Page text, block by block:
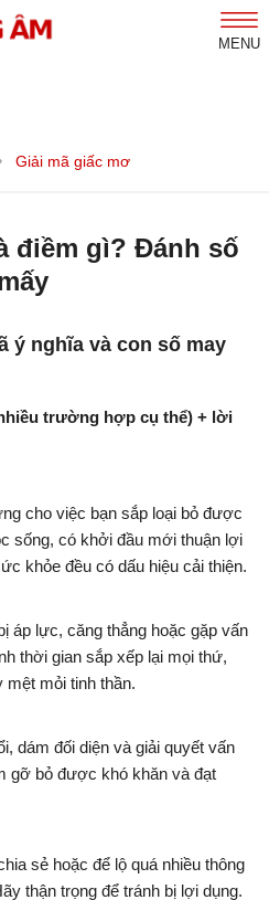
MENU
Giải mã giấc mơ
điềm gì? Đánh số
ý nghĩa và con số may
trường hợp cụ thể) + lời
cho việc bạn sắp loại bỏ được
sống, có khởi đầu mới thuận lợi
khỏe đều có dấu hiệu cải thiện.
áp lực, căng thẳng hoặc gặp vấn
thời gian sắp xếp lại mọi thứ,
mệt mỏi tinh thần.
dám đối diện và giải quyết vấn
gỡ bỏ được khó khăn và đạt
sẻ hoặc để lộ quá nhiều thông
thận trọng để tránh bị lợi dụng.